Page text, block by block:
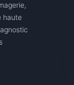
haute